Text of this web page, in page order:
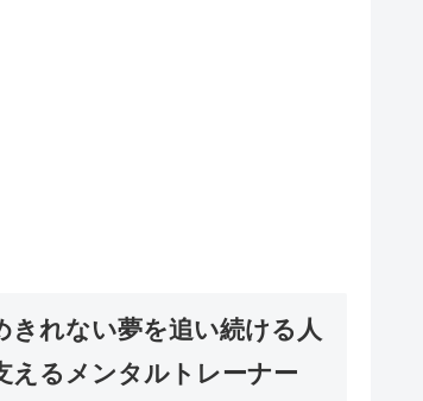
きれない夢を追い続ける人
えるメンタルトレーナー